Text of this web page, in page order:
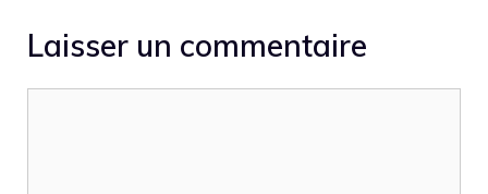
Laisser un commentaire